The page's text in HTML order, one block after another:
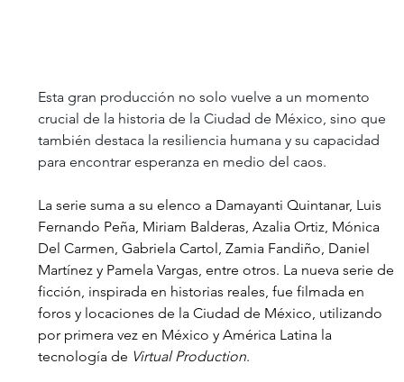
Esta gran producción no solo vuelve a un momento
crucial de la historia de la Ciudad de México, sino que
también destaca la resiliencia humana y su capacidad
para encontrar esperanza en medio del caos.
La serie suma a su elenco a Damayanti Quintanar, Luis
Fernando Peña, Miriam Balderas, Azalia Ortiz, Mónica
Del Carmen, Gabriela Cartol, Zamia Fandiño, Daniel
Martínez y Pamela Vargas, entre otros. La nueva serie de
ficción, inspirada en historias reales, fue filmada en
foros y locaciones de la Ciudad de México, utilizando
por primera vez en México y América Latina la
tecnología de Virtual Production.